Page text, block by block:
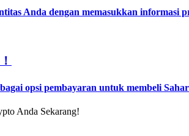
termasuk info perdagangan, dll.
Anda dengan memasukkan informasi
opsi pembayaran untuk membeli
Anda Sekarang!